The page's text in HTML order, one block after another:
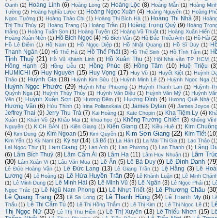
Oanh (2) Hoàng Linh (6) Hoàng Long (2) Hoàng Lộc (8) Hoàng Mẫn (1) Hoàng
Tường (2) Hoàng Nghĩa Lược (1) Hoàng Ngọc Xuân (4) Hoàng Nguyên (1) Hoàng
Ngọc Tường (1) Hoàng Thảo Chi (1) Hoàng Thị Bích Hà (1) Hoàng Thị Nhã (8)
Thị Thu Thủy (2) Hoàng Trang (1) Hoàng Trần (1) Hoàng Trọng Quý (9) Hoàng
thắng (1) Hoàng Tuấn Sơn (1) Hoàng Tuyên (2) Hoàng Vũ Thuật (1) Hoàng Xuân Hiến
Hoàng Xuân Niên (1) Hồ Bích Ngọc (4) Hồ Bích Vân (2) Hồ Đắc Thiếu Anh (1) Hồ Hải
Hồ Lê Diêm (1) Hồ Nam (1) Hồ Ngọc Diệp (1) Hồ Nhật Quang (1) Hồ Sĩ Duy (1)
Thanh Ngân (10) Hồ Thế Hà (2) Hồ Thế Phất (3) Hồ Thế Sinh (1) Hồ Tĩnh Tâm (1)
Tịnh Thuỷ (21) Hồ Vũ Khánh Linh (1) Hồ Xuân Thu (3) Hội Nhà văn TP. HCM
Hồng Hạnh (3) Hồng Liễu (1) Hồng Phúc (8) Hồng Tâm (10) Huệ Triệu
HUMICHI
(5) Huy Nguyên (15) Huy Vọng (17) Huy Vũ (1) Huyết Kiệt (1) Huỳnh
Thảo (1) Huỳnh Gia (18) Huỳnh Kim Bửu (1) Huỳnh Minh Lệ (2) Huỳnh Ngọc Nga
Huỳnh Ngọc Phước (29) Huỳnh Như Phương (1) Huỳnh Thanh Lan (1)
Huỳnh
Quỳnh Nga (1) Huỳnh Thúy Thúy (1) Huỳnh Văn Diệu (1) Huỳnh Văn Mỹ (1) Huỳnh
Yên (1) Huỳnh Xuân Sơn (3) Hương Đêm (1) Hương Đình (4) Hương Quê Nhà
Hương Văn (6) Hửu Thỉnh (1) Irina Polianxkaia (1) James Dylan (4) James Joyce
Jeffrey Thai (9) Jerry Thu Trà (7) Kai Hoàng (1) Kate Chopin (1) Kha Tiệm Ly (4)
Xuân (1) Khán Võ (2) Khảo Mai (1) khoa học (1) Khổng Trường Chiến (3) Khổng
Nguyên (1) KỊCH BẢN (1) Kiên Giang (1) Kiến Giang (12) Kiều Huệ (1) Kim
(4) Kim Dung (2) Kim Ngoan (15) Kim Quyên (1) Kim Sơn Giang (22) Kim Tiết
Kim Yến (1) Kỳ Nam (2) Ký sự (14) Lã Bố (1) La Hán (1) La Mai Thi Gia (1) Lạc Thảo
Lại Ngọc Thư (1) Lam Giang (3) Lan Anh (1) Lan Phương (1) Lan Thanh (1) Lãng
(6) Lâm Bích Thuỷ (8) Lâm Cẩm Ái (3) Lâm Hạ (11) Lâm Huy Nhuận (1) Lâm
(30) Lâm Xuân Vi (1) Lâu Văn Mua (1) Lê Ân (5) Lê Bá Duy (9) Lê Đình Danh
Lê Đức Hoàng Vân (1) Lê Đức Lang (13) Lê Giang Trần (1) Lệ Hằng (3) Lê
Lương (4) Lê Hoàng (2) Lê Hứa Huyền Trân (39) Lê Khánh Luận (1) Lê Minh
(1) Lê Minh Dung (2) Lê Minh Hải (3) Lê Minh Vũ (3) Lê Ngân (3) Lê Ngọc Phái (1)
Ngọc Trác (1) Lê Ngũ Nam Phong (11) Lê Nhựt Triết (8) Lê Phương Châu
Lê Quang Trạng (23) Lê Sa Long (2) Lê Thanh Hùng (34) Lê Thanh My (8)
Thấu (1) Lê Thị Cẩm Tú (6) Lê Thị Hồng Thắm (1) Lê Thị Kim (1) Lê Thị Ngọc Lệ (1)
Thị Ngọc Nữ (33) Lê Thị Thu Hiền (1) Lê Thị Xuyên (13) Lê Thiếu Nhơn (15)